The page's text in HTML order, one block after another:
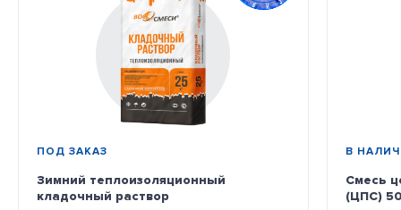
ПОД ЗАКАЗ
Зимний теплоизоляционный
кладочный раствор
В
Смесь
(ЦПС)